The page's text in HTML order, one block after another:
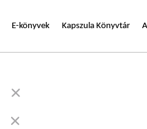
E-könyvek Kapszula Könyvtár